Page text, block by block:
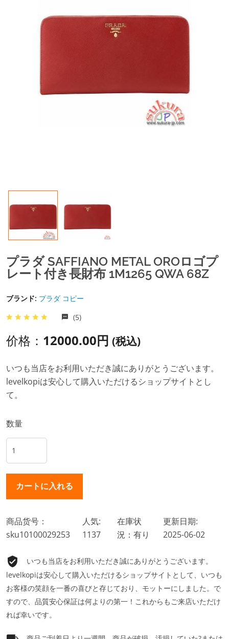
プラダ SAFFIANO METAL OROロゴプ
レート付き長財布 1M1265 QWA 68Z
ブランド: プラダ コピー
(5)
价格： 12000.00円 (税込)
いつも当店をお利用いただき誠にありがとうございます。
levelkopiは安心して購入いただけるショップサイトとし
て。
数量
商品货号：
sku10100029253
人気:
1137
在庫状
況：有り
更新日期:
2025-06-02
いつも当店をお利用いただき誠にありがとうございます。
levelkopiは安心して購入いただけるショップサイトとして、いつも
お客様の笑顔を一番の喜びと存じており、モットーにしました。で
すので、品質安心保証は何よりの第一！これからもご来店いただけ
れば幸いです。